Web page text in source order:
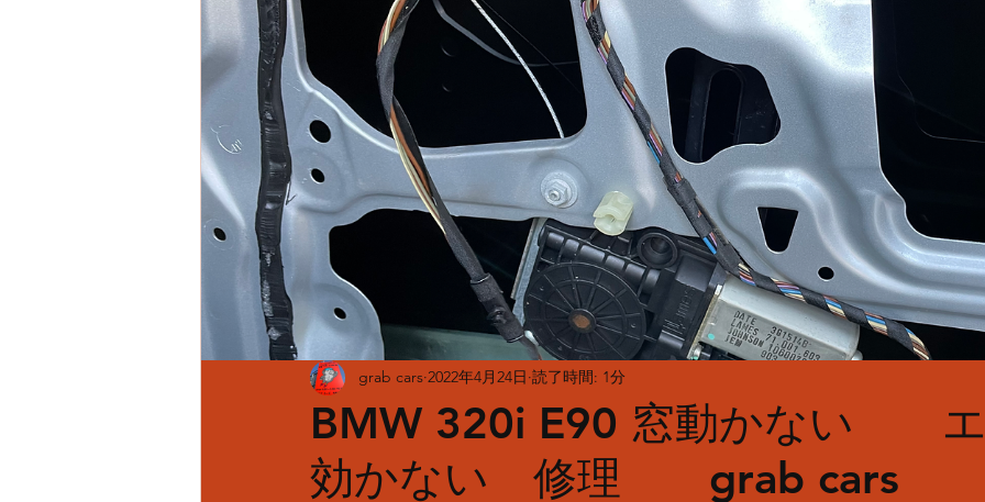
BMW 320i E90 窓動かない
効かない 修理 grab cars
grab cars 2022年4月24日 読了時間: 1分